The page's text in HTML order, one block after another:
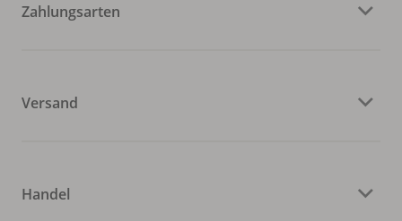
Zahlungsarten
Versand
Handel